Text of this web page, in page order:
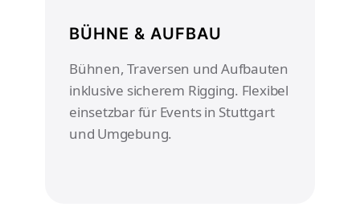
BÜHNE & AUFBAU
Bühnen, Traversen und Aufbauten
inklusive sicherem Rigging. Flexibel
einsetzbar für Events in Stuttgart
und Umgebung.